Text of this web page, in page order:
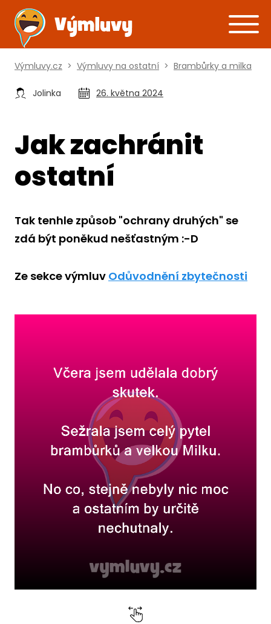
Výmluvy.cz > Výmluvy na ostatní > Brambůrky a milka
Jolinka 26. května 2024
Jak zachránit
ostatní
Tak tenhle způsob "ochrany druhých" se
zdá být poněkud nešťastným :-D
Ze sekce výmluv Odůvodnění zbytečnosti